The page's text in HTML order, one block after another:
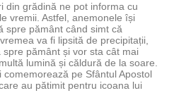
din grădină ne pot informa cu
vremii. Astfel, anemonele își
spre pământ când simt că
va fi lipsită de precipitații,
pământ și vor sta cât mai
lumină și căldură de la soare.
pe Sfântul Apostol
au pătimit pentru icoana lui